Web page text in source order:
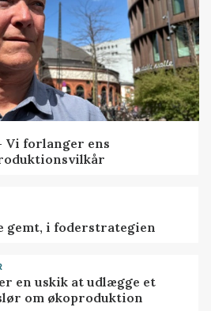
forlanger ens
gemt, i foderstrategien
en uskik at udlægge et
om økoproduktion